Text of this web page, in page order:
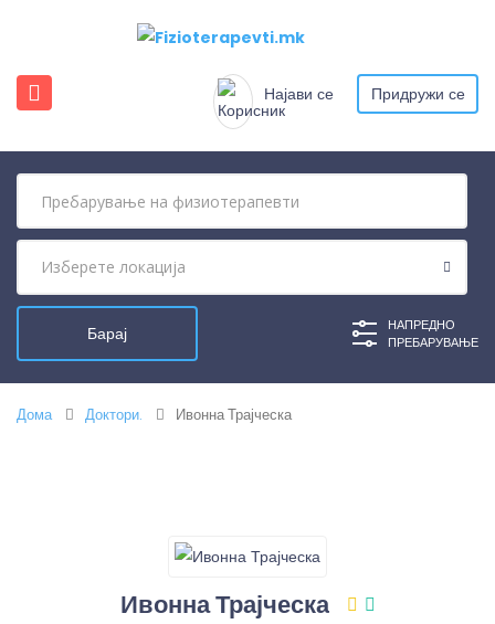
Најави се Придружи се
НАПРЕДНО
ПРЕБАРУВАЊЕ
Дома Доктори. Ивонна Трајческа
Ивонна Трајческа